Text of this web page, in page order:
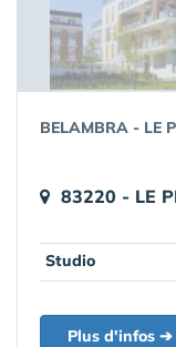
BELAMBRA - LE
83220 - LE
Studio
Plus d'infos ➔